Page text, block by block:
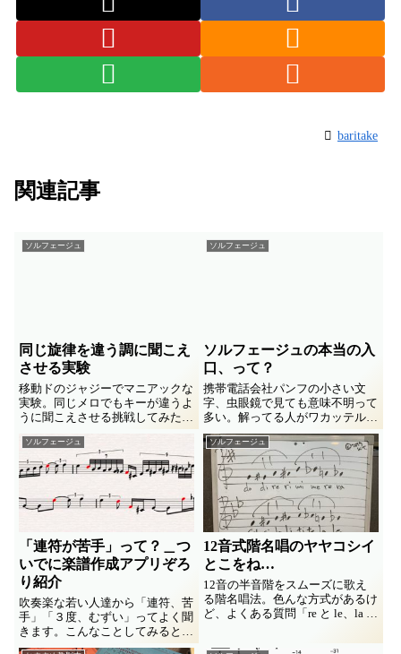
baritake
関連記事
ソルフェージュ
同じ旋律を違う調に聞こえ
させる実験
移動ドのジャジーでマニアックな
実験。同じメロでもキーが違うよ
うに聞こえさせる挑戦してみた。
ソルフェージュ
ソルフェージュの本当の入
口、って？
携帯電話会社パンフの小さい文
字、虫眼鏡で見ても意味不明って
多い。解ってる人がワカッテルよ
うに言うだけの説明って、解って
ない人には何も伝わらない。ソル
フェージュ（西洋音楽的音感育
成）教材の多くにも似た感じを憶
える。 お寺の鐘とサイレンの聴
き分...
ソルフェージュ
「連符が苦手」って？＿つ
いでに楽譜作成アプリぞろ
り紹介
吹奏楽な若い人達から「連符、苦
手」「３度、むずい」ってよく聞
きます。こんなことしてみると割
とスルっと仲良しになれるかも
ソルフェージュ
12音式階名唱のヤヤコシイ
とこをね…
12音の半音階をスムーズに歌え
る階名唱法。色んな方式があるけ
ど、よくある質問「re と le、la と
いいの、自分さえ判ってりゃいい